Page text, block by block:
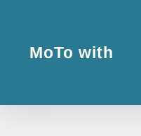
MoTo with